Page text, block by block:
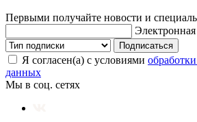
Первыми получайте новости и
Электронная
Подписаться
Я согласен(а) с условиями
данных
Мы в соц. сетях